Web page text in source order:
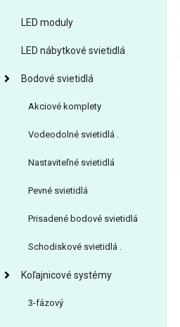
LED moduly
LED nábytkové svietidlá
Bodové svietidlá
Akciové komplety
Vodeodolné svietidlá .
Nastaviteľné svietidlá
Pevné svietidlá
Prisadené bodové svietidlá
Schodiskové svietidlá .
Koľajnicové systémy
3-fázový